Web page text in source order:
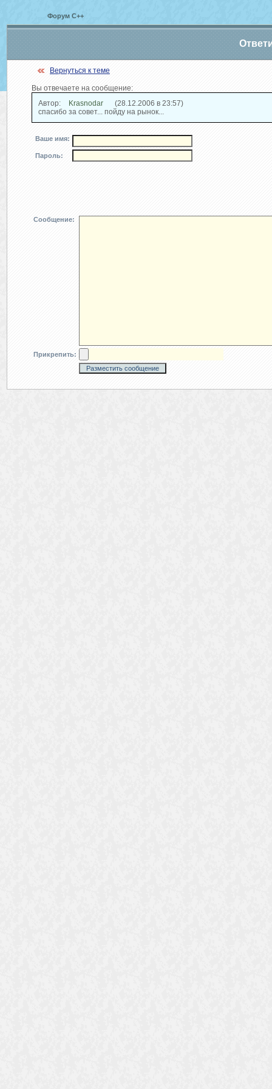
Форум С++
Вернуться к теме
Вы отвечаете на сообщение:
Автор:
Krasnodar
(28.12.2006 в 23:57)
спасибо за совет... пойду на рынок...
Ваше имя:
Пароль:
Сообщение:
Прикрепить: